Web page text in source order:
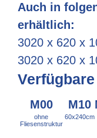
Auch in
erhältlich:
3020 x 620 x
3020 x 620 x
M00
ohne
Fliesenstruktur
M10
60x240cm